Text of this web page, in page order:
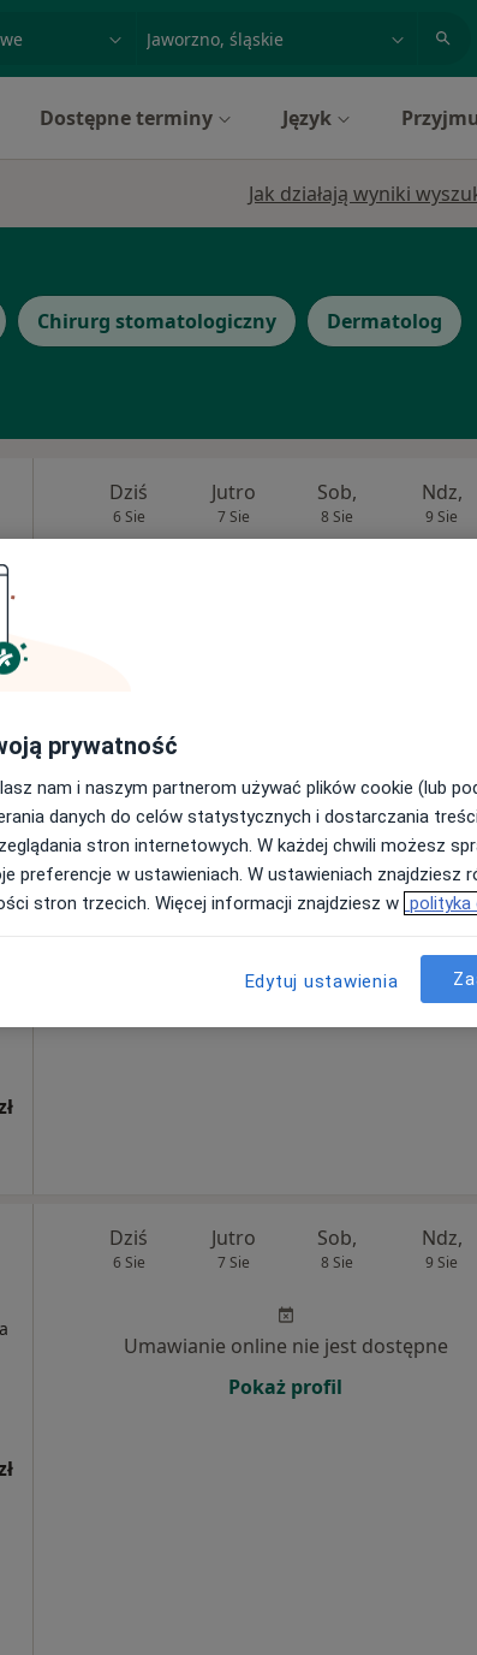
miasto lub dzielnica
Dostępne terminy Język
Jak działają wyniki
Chirurg stomatologiczny Dermatolog
Dziś
6 Sie
Jutro
7 Sie
Sob,
8 Sie
Ndz,
9 Sie
Dziś Jutro Sob, Ndz,
9 Sie
Umawianie online nie jest dostępne
Dziś
6 Sie
Jutro
7 Sie
Sob,
8 Sie
Ndz,
9 Sie
Umawianie online nie jest dostępne
Pokaż profil
prywatność
nam i naszym partnerom używać plików cookie (lub
danych do celów statystycznych i dostarczania
stron internetowych. W każdej chwili możesz
preferencje w ustawieniach. W ustawieniach znajdziesz
stron trzecich. Więcej informacji znajdziesz w polityka
Edytuj ustawienia